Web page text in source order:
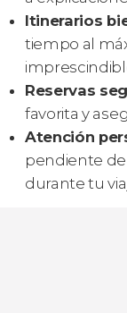
Itinerarios
tiempo al
Reservas
favorita y
Atención
pendiente
durante tu